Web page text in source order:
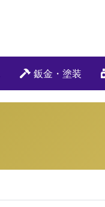
鈑金・塗装